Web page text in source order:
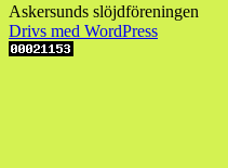
Askersunds slöjdföreningen
Drivs med WordPress